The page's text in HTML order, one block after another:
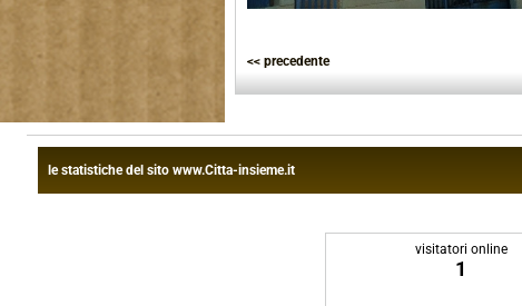
<< precedente
le statistiche del sito www.Citta-insieme.it
visitatori online
1